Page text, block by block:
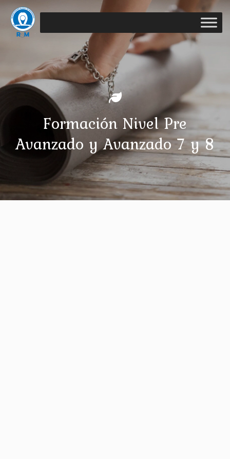
Formación Nivel Pre
Avanzado y Avanzado 7 y 8